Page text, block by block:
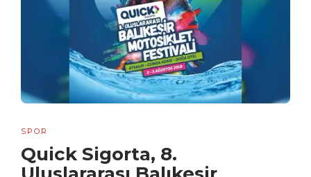
SPOR
Quick Sigorta, 8.